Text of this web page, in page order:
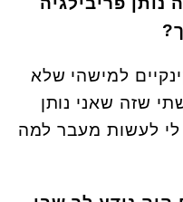
למישהי שלא
שזה שאני נותן
לעשות מעבר למה